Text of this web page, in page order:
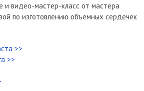
и видео-мастер-класс от мастера
по изготовлению объемных сердечек
>>
>>